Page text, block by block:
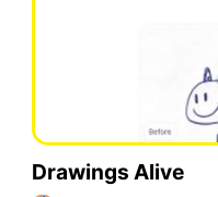
Drawings Alive